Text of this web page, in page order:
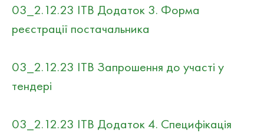
03_2.12.23 ITB Додаток 3. Форма
реєстрації постачальника
03_2.12.23 ITB Запрошення до участі у
тендері
03_2.12.23 ITB Додаток 4. Специфікація